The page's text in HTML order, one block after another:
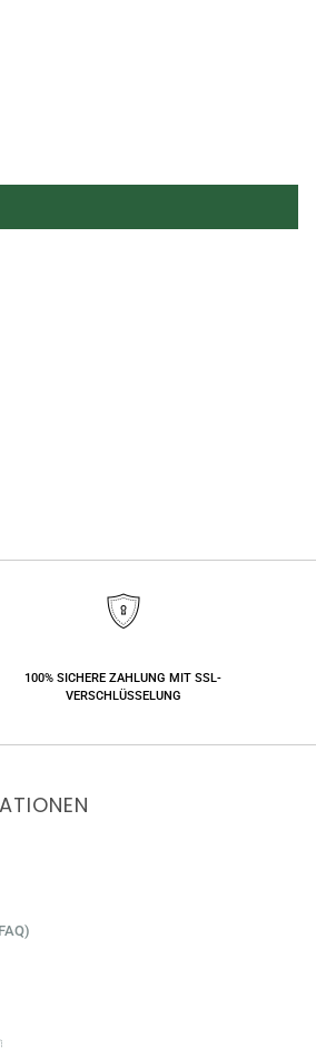
100% SICHERE ZAHLUNG MIT SSL-
VERSCHLÜSSELUNG